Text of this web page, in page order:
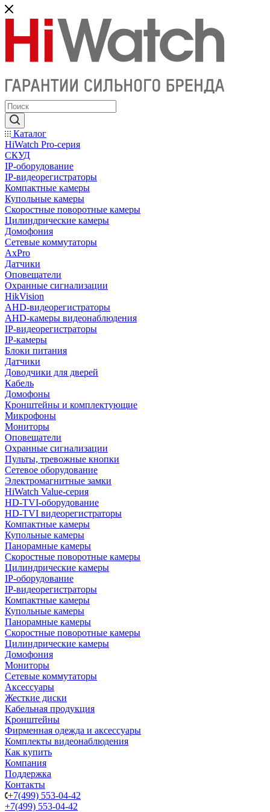
Каталог
HiWatch Pro-серия
CКУД
IP-оборудование
IP-видеорегистраторы
Компактные камеры
Купольные камеры
Скоростные поворотные камеры
Цилиндрические камеры
Домофония
Сетевые коммутаторы
AxPro
Датчики
Оповещатели
Охранные сигнализации
HikVision
AHD-видеорегистраторы
AHD-камеры видеонаблюдения
IP-видеорегистраторы
IP-камеры
Блоки питания
Датчики
Доводчики для дверей
Кабель
Домофоны
Кронштейны и комплектующие
Микрофоны
Мониторы
Оповещатели
Охранные сигнализации
Пульты, тревожные кнопки
Сетевое оборудование
Электромагнитные замки
HiWatch Value-серия
HD-TVI-оборудование
HD-TVI видеорегистраторы
Компактные камеры
Купольные камеры
Панорамные камеры
Скоростные поворотные камеры
Цилиндрические камеры
IP-оборудование
IP-видеорегистраторы
Компактные камеры
Купольные камеры
Панорамные камеры
Скоростные поворотные камеры
Цилиндрические камеры
Домофония
Мониторы
Сетевые коммутаторы
Аксессуары
Жесткие диски
Кабельная продукция
Кронштейны
Фирменная одежда и аксессуары
Комплекты видеонаблюдения
Как купить
Компания
Поддержка
Контакты
+7(499) 553-04-42
+7(499) 553-04-42